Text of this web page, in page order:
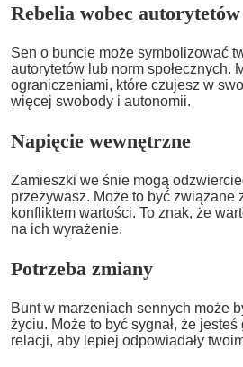
Rebelia wobec autorytetów
Sen o buncie może symbolizować
autorytetów lub norm społecznych.
ograniczeniami, które czujesz w
więcej swobody i autonomii.
Napięcie wewnętrzne
Zamieszki we śnie mogą
przeżywasz. Może to być
konfliktem wartości. To znak, że
na ich wyrażenie.
Potrzeba zmiany
Bunt w marzeniach sennych może
życiu. Może to być sygnał, że
relacji, aby lepiej odpowiadały